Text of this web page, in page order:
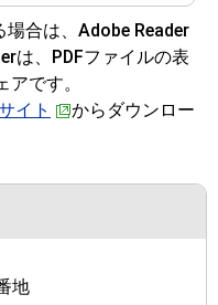
場合は、Adobe Reader
は、PDFファイルの表
です。
イト
からダウンロー
地